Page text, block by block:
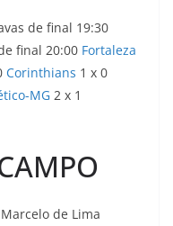
de final 19:30
final 20:00 Fortaleza
Corinthians 1 x 0
MG 2 x 1
de Lima